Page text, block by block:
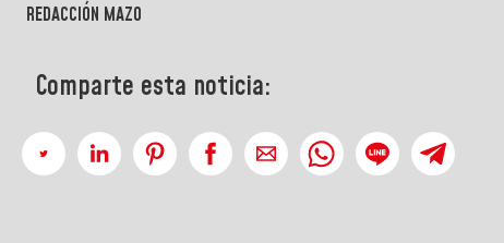
REDACCIÓN MAZO
Comparte esta noticia: